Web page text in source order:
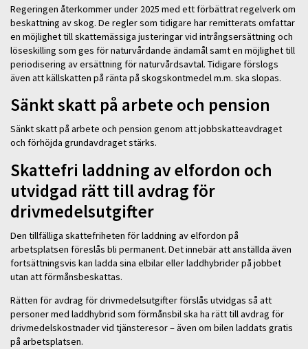
Regeringen återkommer under 2025 med ett förbättrat regelverk om
beskattning av skog. De regler som tidigare har remitterats omfattar
en möjlighet till skattemässiga justeringar vid intrångsersättning och
löseskilling som ges för naturvårdande ändamål samt en möjlighet till
periodisering av ersättning för naturvårdsavtal. Tidigare förslogs
även att källskatten på ränta på skogskontmedel m.m. ska slopas.
Sänkt skatt på arbete och pension
Sänkt skatt på arbete och pension genom att jobbskatteavdraget
och förhöjda grundavdraget stärks.
Skattefri laddning av elfordon och
utvidgad rätt till avdrag för
drivmedelsutgifter
Den tillfälliga skattefriheten för laddning av elfordon på
arbetsplatsen föreslås bli permanent. Det innebär att anställda även
fortsättningsvis kan ladda sina elbilar eller laddhybrider på jobbet
utan att förmånsbeskattas.
Rätten för avdrag för drivmedelsutgifter förslås utvidgas så att
personer med laddhybrid som förmånsbil ska ha rätt till avdrag för
drivmedelskostnader vid tjänsteresor – även om bilen laddats gratis
på arbetsplatsen.